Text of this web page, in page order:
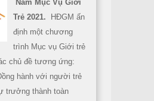
Năm Mục Vụ Giới
Trẻ 2021.
HĐGM ấn
định một chương
trình Mục vụ Giới trẻ
chủ đề tương ứng:
hành với người trẻ
trưởng thành toàn